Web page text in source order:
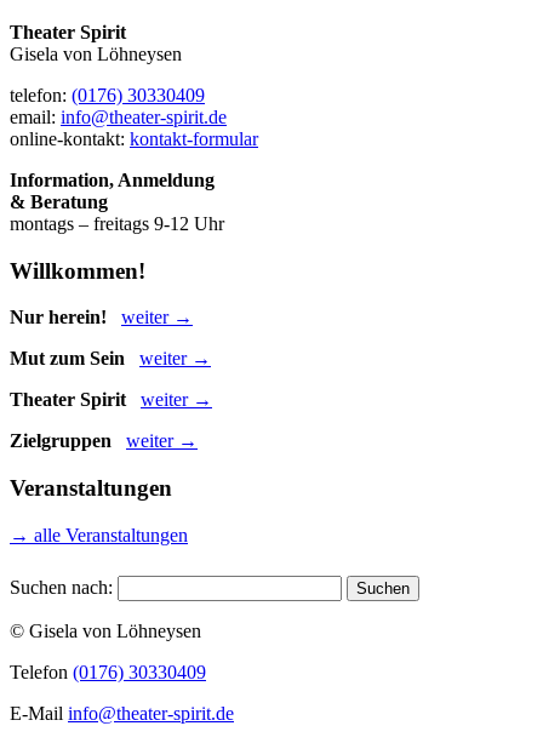
Theater Spirit
Gisela von Löhneysen
telefon: (0176) 30330409
email: info@theater-spirit.de
online-kontakt: kontakt-formular
Information, Anmeldung
& Beratung
montags – freitags 9-12 Uhr
Willkommen!
Nur herein!
weiter →
Mut zum Sein
weiter →
Theater Spirit
weiter →
Zielgruppen
weiter →
Veranstaltungen
→ alle Veranstaltungen
Suchen nach:
© Gisela von Löhneysen
Telefon (0176) 30330409
E-Mail info@theater-spirit.de